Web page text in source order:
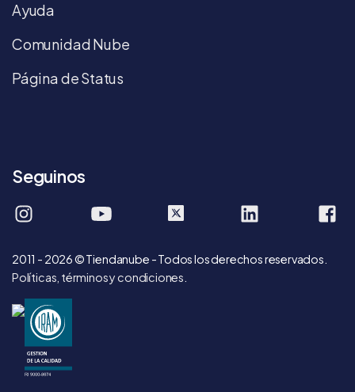
Ayuda
Comunidad Nube
Página de Status
Seguinos
tiendanube tiendanube company/
2011 - 2026 © Tiendanube - Todos los derechos reservados.
Políticas, términos y condiciones